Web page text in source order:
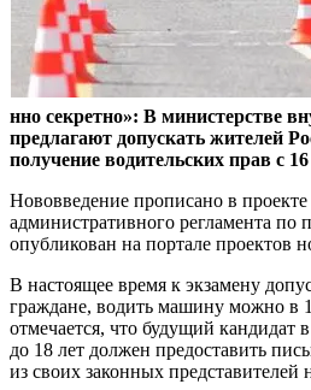
нно секретно»: В министерстве
предлагают допускать жителей
получение водительских прав с 16
Нововведение прописано в
административного регламента по
опубликован на портале проектов
В настоящее время к экзамену
граждане, водить машину можно в
отмечается, что будущий кандидат
до 18 лет должен предоставить
из своих законных представителей